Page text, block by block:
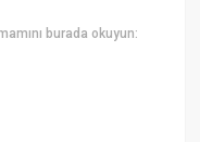
burada okuyun: